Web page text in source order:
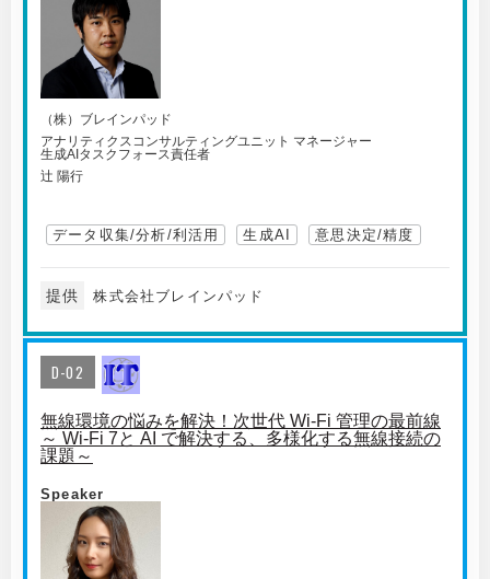
（株）ブレインパッド
アナリティクスコンサルティングユニット マネージャー
生成AIタスクフォース責任者
辻 陽行
データ収集/分析/利活用 生成AI 意思決定/精度
提供 株式会社ブレインパッド
D-02
無線環境の悩みを解決！次世代 Wi-Fi 管理の最前線
～ Wi-Fi 7と AI で解決する、多様化する無線接続の
課題～
Speaker